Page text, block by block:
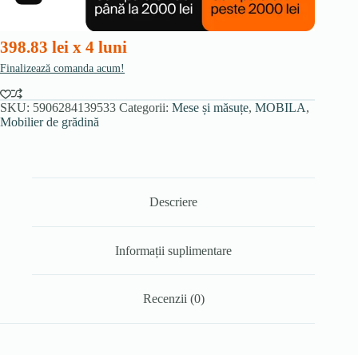
închis/negru
398.83 lei x 4 luni
Finalizează comanda acum!
SKU: 5906284139533 Categorii: Mese și măsuțe, MOBILA,
Mobilier de grădină
Descriere
Informații suplimentare
Recenzii (0)